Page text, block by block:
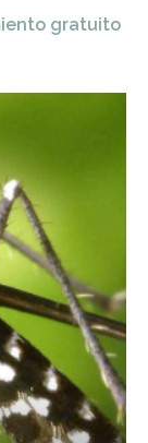
gratuito